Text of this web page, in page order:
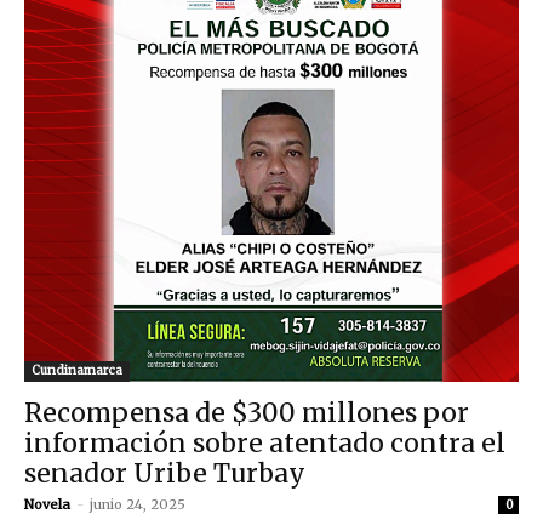
Cundinamarca
Recompensa de $300 millones por
información sobre atentado contra el
senador Uribe Turbay
Novela - junio 24, 2025 0